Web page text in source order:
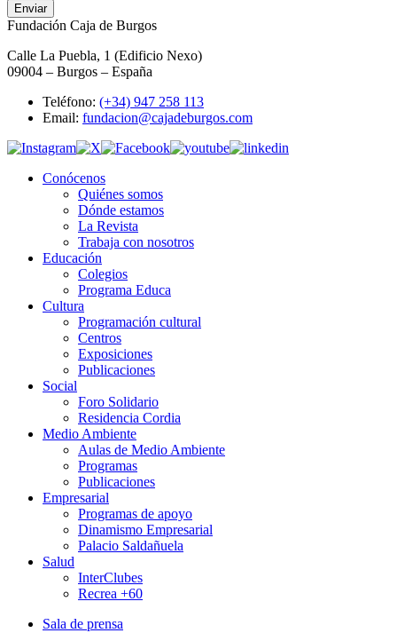
Enviar
Fundación Caja de Burgos
Calle La Puebla, 1 (Edificio Nexo)
09004 – Burgos – España
Teléfono: (+34) 947 258 113
Email: fundacion@cajadeburgos.com
Conócenos
Quiénes somos
Dónde estamos
La Revista
Trabaja con nosotros
Educación
Colegios
Programa Educa
Cultura
Programación cultural
Centros
Exposiciones
Publicaciones
Social
Foro Solidario
Residencia Cordia
Medio Ambiente
Aulas de Medio Ambiente
Programas
Publicaciones
Empresarial
Programas de apoyo
Dinamismo Empresarial
Palacio Saldañuela
Salud
InterClubes
Recrea +60
Sala de prensa